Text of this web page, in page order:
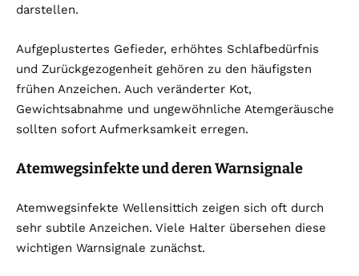
darstellen.
Aufgeplustertes Gefieder, erhöhtes Schlafbedürfnis
und Zurückgezogenheit gehören zu den häufigsten
frühen Anzeichen. Auch veränderter Kot,
Gewichtsabnahme und ungewöhnliche Atemgeräusche
sollten sofort Aufmerksamkeit erregen.
Atemwegsinfekte und deren Warnsignale
Atemwegsinfekte Wellensittich zeigen sich oft durch
sehr subtile Anzeichen. Viele Halter übersehen diese
wichtigen Warnsignale zunächst.